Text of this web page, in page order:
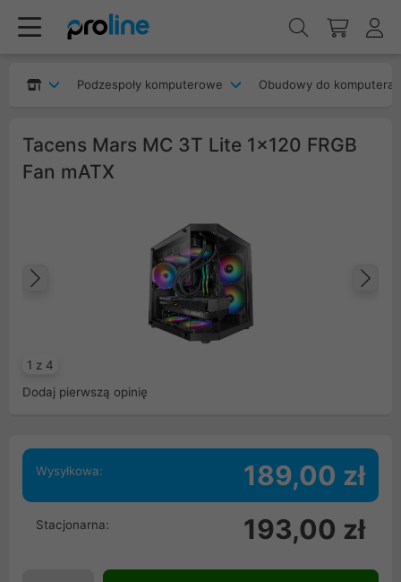
Podzespoły komputerowe Obudowy do komputera
Tacens Mars MC 3T Lite 1x120 FRGB
Fan mATX
1 z 4
Poprzedni
Dodaj pierwszą opinię
Wysyłkowa: 189,00 zł
Stacjonarna: 193,00 zł